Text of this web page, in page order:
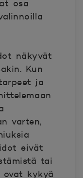
osa
näkyvät
Kun
ja
varten,
eivät
tai
ovat kykyä